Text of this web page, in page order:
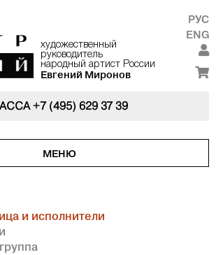
художественный
руководитель
народный артист России
Евгений Миронов
РУС
ENG
+7 (495) 629 37 39
МЕНЮ
и исполнители